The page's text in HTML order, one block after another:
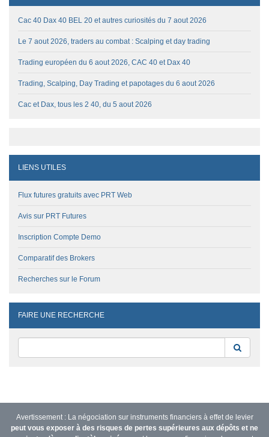
Cac 40 Dax 40 BEL 20 et autres curiosités du 7 aout 2026
Le 7 aout 2026, traders au combat : Scalping et day trading
Trading européen du 6 aout 2026, CAC 40 et Dax 40
Trading, Scalping, Day Trading et papotages du 6 aout 2026
Cac et Dax, tous les 2 40, du 5 aout 2026
LIENS UTILES
Flux futures gratuits avec PRT Web
Avis sur PRT Futures
Inscription Compte Demo
Comparatif des Brokers
Recherches sur le Forum
FAIRE UNE RECHERCHE
Avertissement : La négociation sur instruments financiers à effet de levier
peut vous exposer à des risques de pertes supérieures aux dépôts et ne